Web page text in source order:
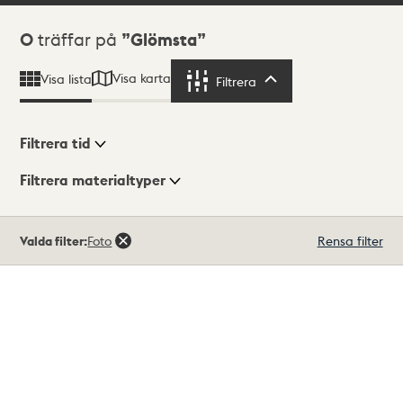
Sökresultat
0 träffar på Glömsta
Visa lista Visa karta Filtrera
Visningsläge
Filtrera tid
Filtrera materialtyper
träffar
Valda filter:Foto Rensa filter